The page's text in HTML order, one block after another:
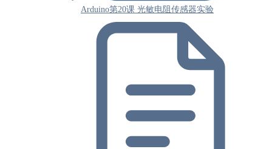
Arduino第20课 光敏电阻传感器实验